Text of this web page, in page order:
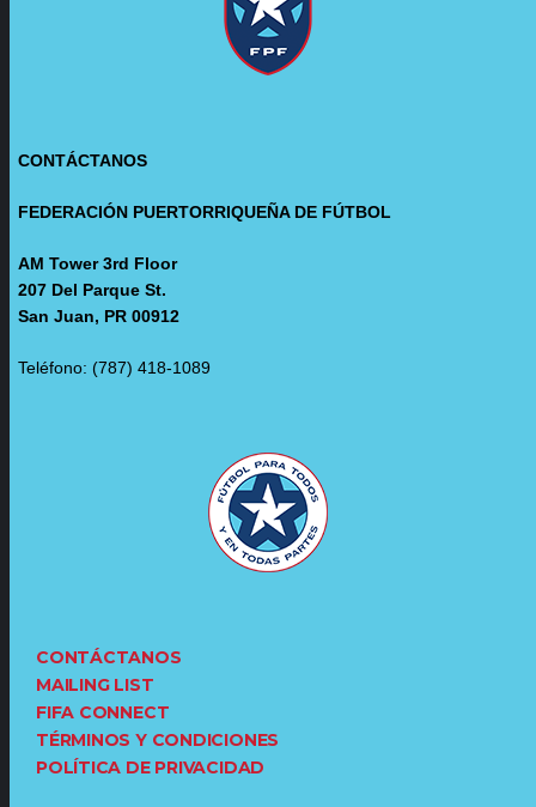
CONTÁCTANOS
FEDERACIÓN PUERTORRIQUEÑA DE FÚTBOL
AM Tower 3rd Floor
207 Del Parque St.
San Juan, PR 00912
Teléfono: (787) 418-1089
CONTÁCTANOS
MAILING LIST
FIFA CONNECT
TÉRMINOS Y CONDICIONES
POLÍTICA DE PRIVACIDAD